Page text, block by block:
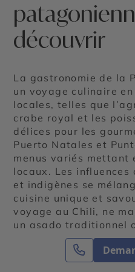
découvrir
La gastronomie de la
un voyage culinaire
locales, telles que
crabe royal et les
délices pour les
Puerto Natales et
menus variés mettant
locaux. Les influences
et indigènes se
cuisine unique et
voyage au Chili, ne
un asado traditionnel
fruits de mer,
de renommée